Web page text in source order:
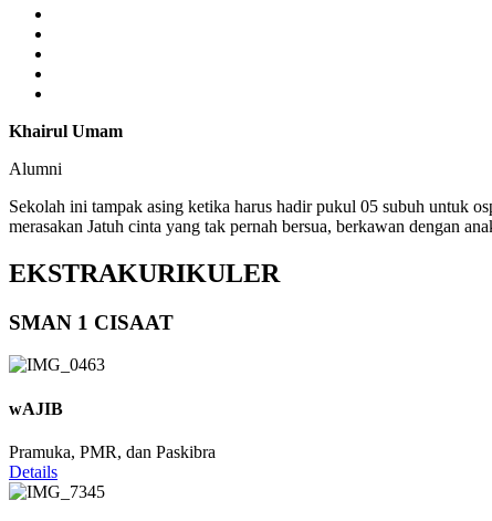
Khairul Umam
Alumni
Sekolah ini tampak asing ketika harus hadir pukul 05 subuh untuk
merasakan Jatuh cinta yang tak pernah bersua, berkawan dengan
EKSTRAKURIKULER
SMAN 1 CISAAT
wAJIB
Pramuka, PMR, dan Paskibra
Details